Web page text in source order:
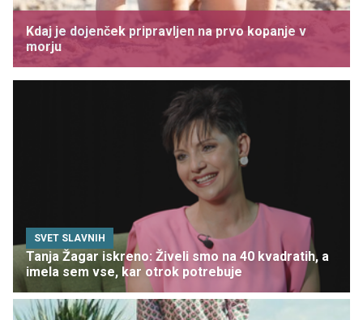
Kdaj je dojenček pripravljen na prvo kopanje v
morju
SVET SLAVNIH
Tanja Žagar iskreno: Živeli smo na 40 kvadratih, a
imela sem vse, kar otrok potrebuje